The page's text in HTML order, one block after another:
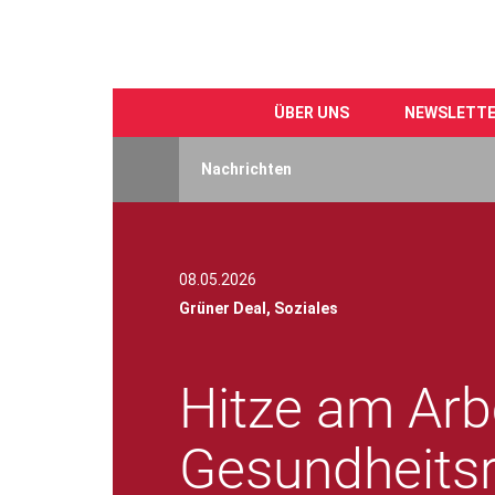
ÜBER UNS
Nachrichten
08.05.2026
Grüner Deal, Soziales
Hitze am